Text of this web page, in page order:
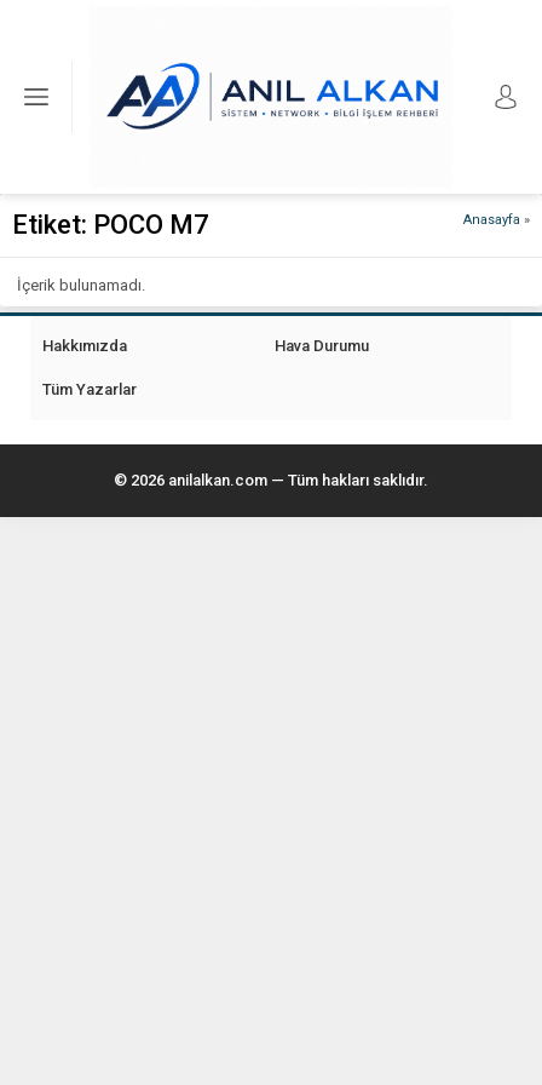
Anasayfa »
Etiket: POCO M7
İçerik bulunamadı.
Hakkımızda Hava Durumu
Tüm Yazarlar
© 2026 anilalkan.com — Tüm hakları saklıdır.